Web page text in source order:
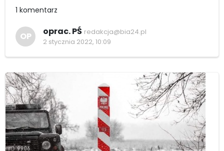
1 komentarz
OP oprac. PŚ redakcja@bia24.pl
2 stycznia 2022, 10:09